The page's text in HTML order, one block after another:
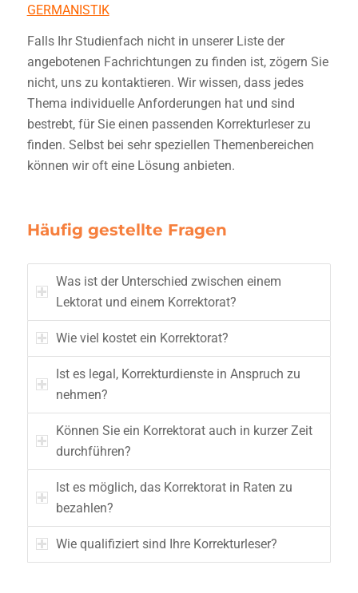
GERMANISTIK
Falls Ihr Studienfach nicht in unserer Liste der
angebotenen Fachrichtungen zu finden ist, zögern Sie
nicht, uns zu kontaktieren. Wir wissen, dass jedes
Thema individuelle Anforderungen hat und sind
bestrebt, für Sie einen passenden Korrekturleser zu
finden. Selbst bei sehr speziellen Themenbereichen
können wir oft eine Lösung anbieten.
Häufig gestellte Fragen
Was ist der Unterschied zwischen einem
Lektorat und einem Korrektorat?
Wie viel kostet ein Korrektorat?
Ist es legal, Korrekturdienste in Anspruch zu
nehmen?
Können Sie ein Korrektorat auch in kurzer Zeit
durchführen?
Ist es möglich, das Korrektorat in Raten zu
bezahlen?
Wie qualifiziert sind Ihre Korrekturleser?